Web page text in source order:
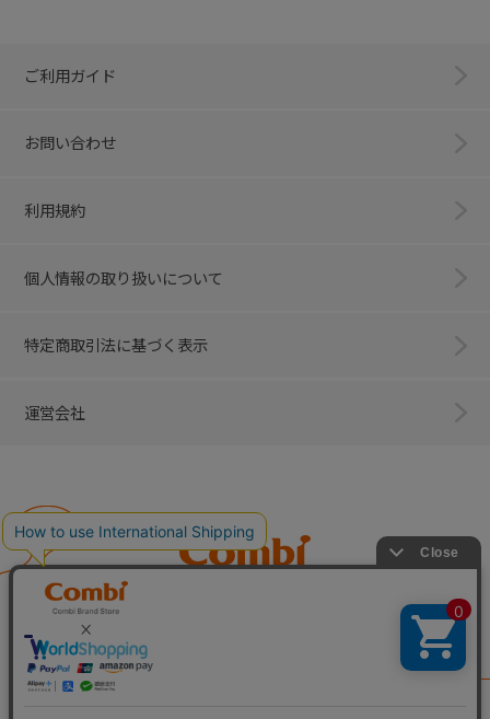
ご利用ガイド
お問い合わせ
利用規約
個人情報の取り扱いについて
特定商取引法に基づく表示
運営会社